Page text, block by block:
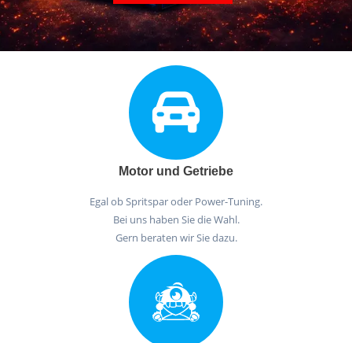
Motor und Getriebe
Egal ob Spritspar oder Power-Tuning.
Bei uns haben Sie die Wahl.
Gern beraten wir Sie dazu.